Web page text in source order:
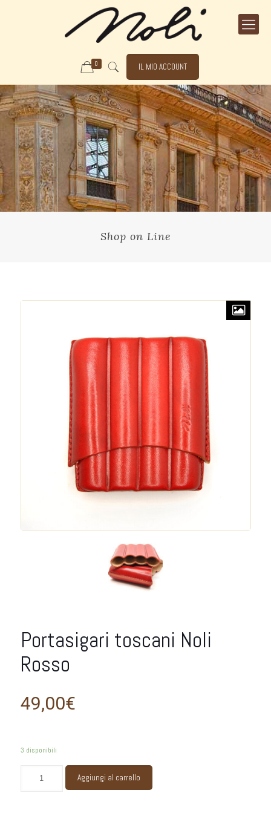
0 IL MIO ACCOUNT
Shop on Line
Portasigari toscani Noli
Rosso
49,00€
3 disponibili
toscani
Aggiungi al carrello